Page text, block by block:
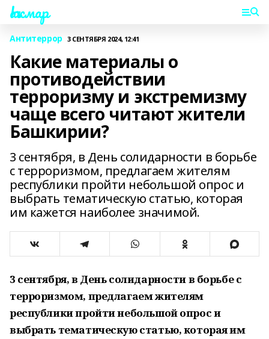
Һаҡмар
Антитеррор 3 СЕНТЯБРЯ 2024, 12:41
Какие материалы о
противодействии
терроризму и экстремизму
чаще всего читают жители
Башкирии?
3 сентября, в День солидарности в борьбе
с терроризмом, предлагаем жителям
республики пройти небольшой опрос и
выбрать тематическую статью, которая
им кажется наиболее значимой.
3 сентября, в День солидарности в борьбе с
терроризмом, предлагаем жителям
республики пройти небольшой опрос и
выбрать тематическую статью, которая им